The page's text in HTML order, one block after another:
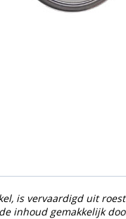
is vervaardigd uit
inhoud gemakkelijk